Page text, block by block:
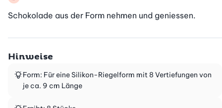
Schokolade aus der Form nehmen und geniessen.
Hinweise
Form: Für eine Silikon-Riegelform mit 8 Vertiefungen von
je ca. 9 cm Länge